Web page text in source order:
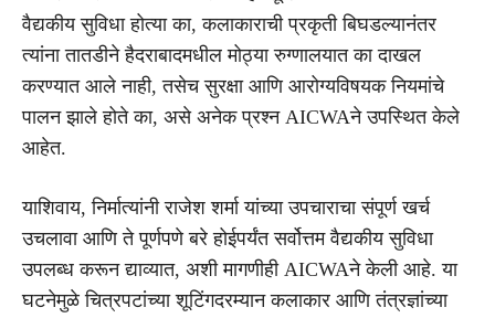
वैद्यकीय सुविधा होत्या का, कलाकाराची प्रकृती बिघडल्यानंतर
त्यांना तातडीने हैदराबादमधील मोठ्या रुग्णालयात का दाखल
करण्यात आले नाही, तसेच सुरक्षा आणि आरोग्यविषयक नियमांचे
पालन झाले होते का, असे अनेक प्रश्न AICWAने उपस्थित केले
आहेत.
याशिवाय, निर्मात्यांनी राजेश शर्मा यांच्या उपचाराचा संपूर्ण खर्च
उचलावा आणि ते पूर्णपणे बरे होईपर्यंत सर्वोत्तम वैद्यकीय सुविधा
उपलब्ध करून द्याव्यात, अशी मागणीही AICWAने केली आहे. या
घटनेमुळे चित्रपटांच्या शूटिंगदरम्यान कलाकार आणि तंत्रज्ञांच्या